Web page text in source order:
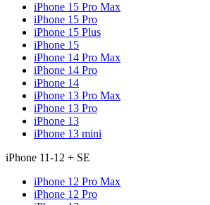
iPhone 15 Pro Max
iPhone 15 Pro
iPhone 15 Plus
iPhone 15
iPhone 14 Pro Max
iPhone 14 Pro
iPhone 14
iPhone 13 Pro Max
iPhone 13 Pro
iPhone 13
iPhone 13 mini
iPhone 11-12 + SE
iPhone 12 Pro Max
iPhone 12 Pro